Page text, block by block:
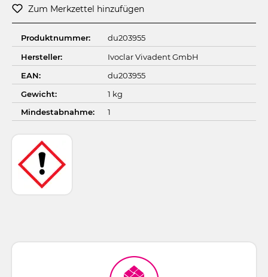
Zum Merkzettel hinzufügen
Produktnummer:
du203955
Hersteller:
Ivoclar Vivadent GmbH
EAN:
du203955
Gewicht:
1 kg
Mindestabnahme:
1